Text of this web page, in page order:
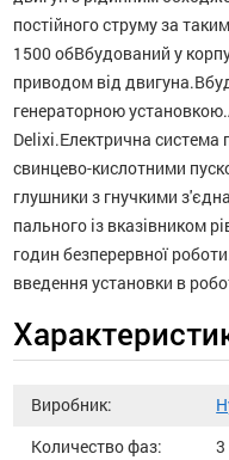
постійного струму за
1500 обВбудований у
приводом від
генераторною
Delixi.Електрична система
свинцево-кислотними
глушники з гнучкими
пального із вказівником
годин безперервної
введення установки в
Виробник:
Количество фаз:
3